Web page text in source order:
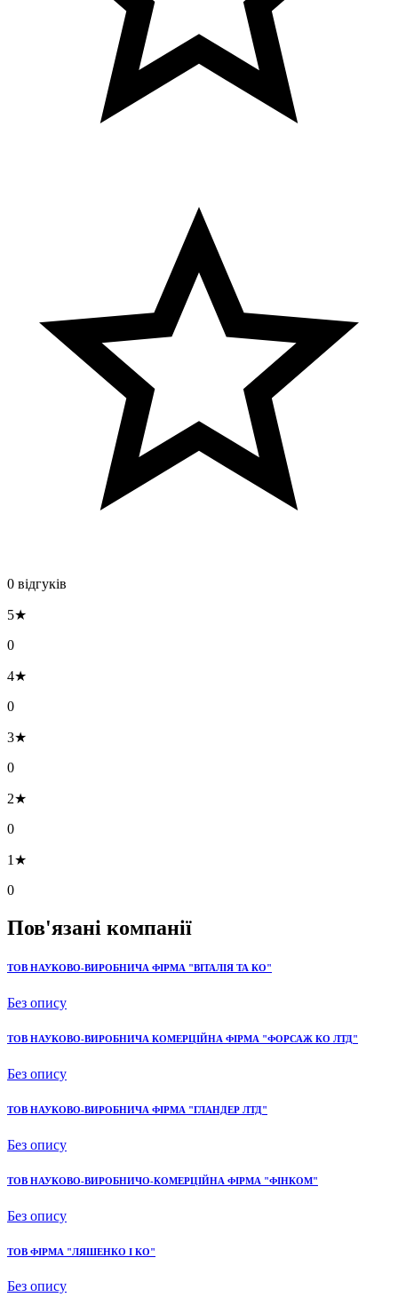
0 відгуків
5★
0
4★
0
3★
0
2★
0
1★
0
Пов'язані компанії
ТОВ НАУКОВО-ВИРОБНИЧА ФІРМА "ВІТАЛІЯ ТА КО"
Без опису
ТОВ НАУКОВО-ВИРОБНИЧА КОМЕРЦІЙНА ФІРМА "ФОРСАЖ КО ЛТД"
Без опису
ТОВ НАУКОВО-ВИРОБНИЧА ФІРМА "ГЛАНДЕР ЛТД"
Без опису
ТОВ НАУКОВО-ВИРОБНИЧО-КОМЕРЦІЙНА ФІРМА "ФІНКОМ"
Без опису
ТОВ ФІРМА "ЛЯШЕНКО І КО"
Без опису